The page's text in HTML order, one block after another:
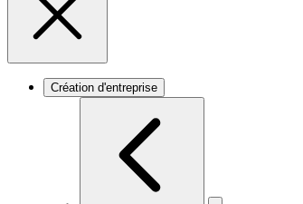
Création d'entreprise